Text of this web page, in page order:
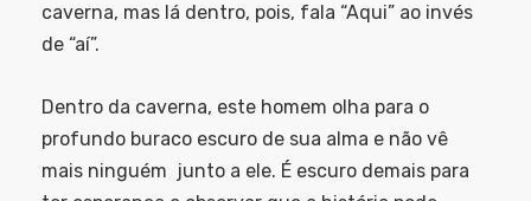
caverna, mas lá dentro, pois, fala “Aqui” ao invés
de “aí”.
Dentro da caverna, este homem olha para o
profundo buraco escuro de sua alma e não vê
mais ninguém junto a ele. É escuro demais para